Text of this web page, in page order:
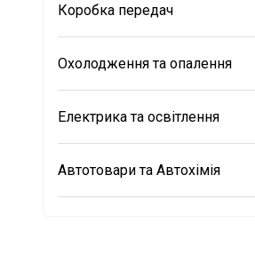
Коробка передач
Охолодження та опалення
Електрика та освітлення
Автотовари та Автохімія